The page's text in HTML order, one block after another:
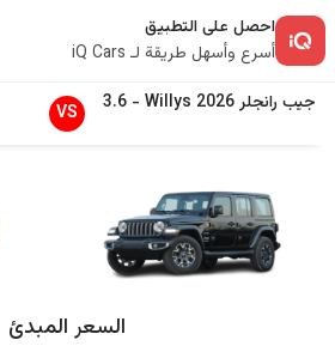
احصل على التطبيق
أسرع وأسهل طريقة لـ iQ Cars
جيب رانجلر2026
Willys
-
3.6
VS
السعر المبدئ